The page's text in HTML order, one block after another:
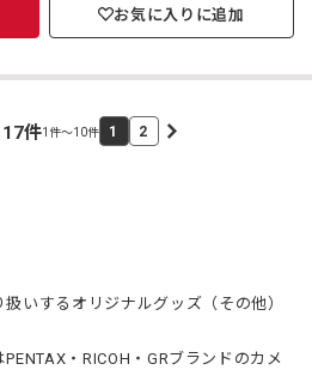
お気に入りに追加
17件1件～10件 1 2
いするオリジナルグッズ（その他）
・RICOH・GRブランドのカメ